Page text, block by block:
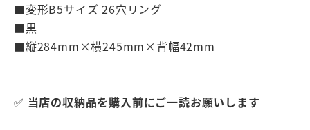
■変形B5サイズ 26穴リング
■黒
■縦284mm×横245mm×背幅42mm
✅ 当店の収納品を購入前にご一読お願いします